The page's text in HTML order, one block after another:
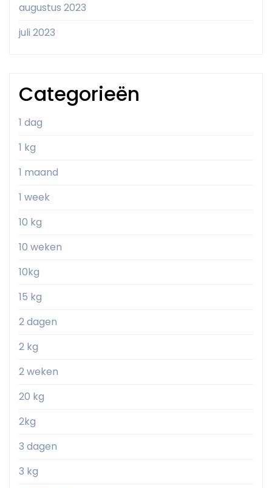
augustus 2023
juli 2023
Categorieën
1 dag
1 kg
1 maand
1 week
10 kg
10 weken
10kg
15 kg
2 dagen
2 kg
2 weken
20 kg
2kg
3 dagen
3 kg